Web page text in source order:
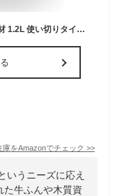
自然応用科学 まくだけで甦る 土のリサイクル材 1.2L 使い切りタイプ 65cmプランター1個分
庫をAmazonでチェック >>
いうニーズに応え
た牛ふんや木質資